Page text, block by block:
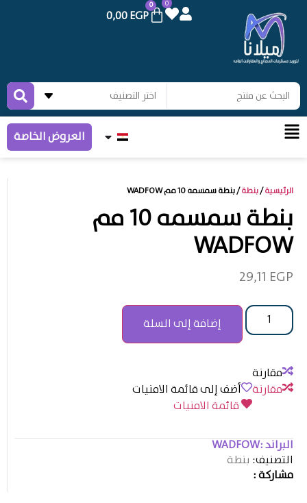
0
0,00EGP
0
العروض الخاصة
الرئيسية/بنطة/ بنطة سمسمه 10 مم WADFOW
بنطة سمسمه 10 مم
WADFOW
29,11 EGP
إضافة إلى السلة
مقارنة
مقارنة
أضف إلى قائمة الامنيات
قائمة الامنيات
البراند :WADFOW
التصنيف: بنطة
مشاركة :